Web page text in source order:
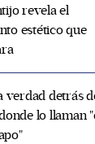
revela el
estético que
verdad detrás
lo llaman